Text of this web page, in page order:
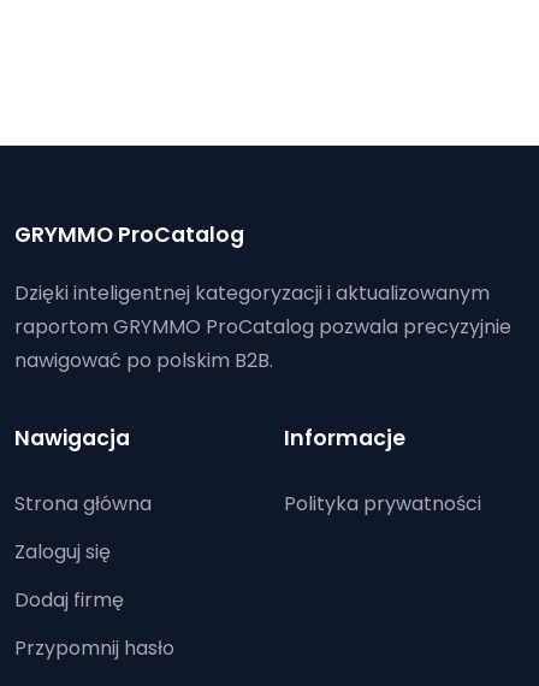
GRYMMO ProCatalog
Dzięki inteligentnej kategoryzacji i aktualizowanym
raportom GRYMMO ProCatalog pozwala precyzyjnie
nawigować po polskim B2B.
Nawigacja
Strona główna
Zaloguj się
Dodaj firmę
Przypomnij hasło
Informacje
Polityka prywatności